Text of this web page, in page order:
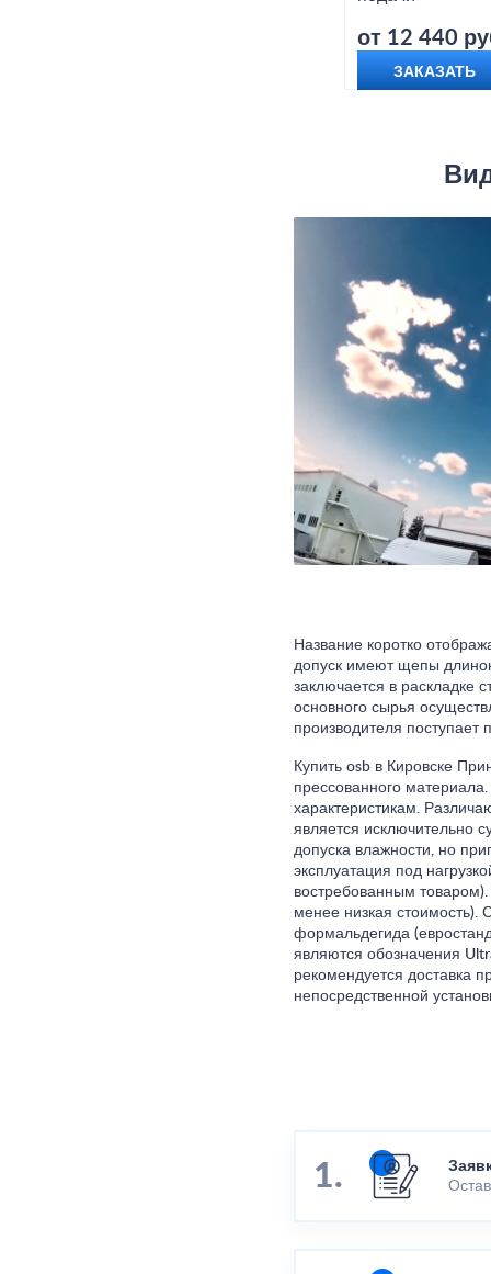
от 12 440
ЗАКАЗАТЬ
Название коротко
допуск имеют щепы
заключается в раскладке
основного сырья
производителя поступает
Купить osb в Кировске
прессованного
характеристикам.
является исключительно
допуска влажности, но
эксплуатация под
востребованным
менее низкая стоимость).
формальдегида
являются обозначения
рекомендуется доставка
непосредственной